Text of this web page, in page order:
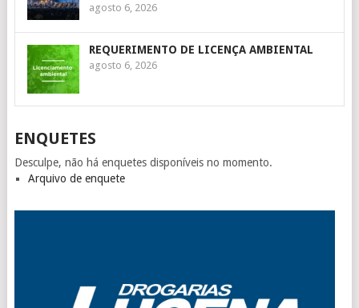
agosto 6, 2026
REQUERIMENTO DE LICENÇA AMBIENTAL
agosto 6, 2026
ENQUETES
Desculpe, não há enquetes disponíveis no momento.
Arquivo de enquete